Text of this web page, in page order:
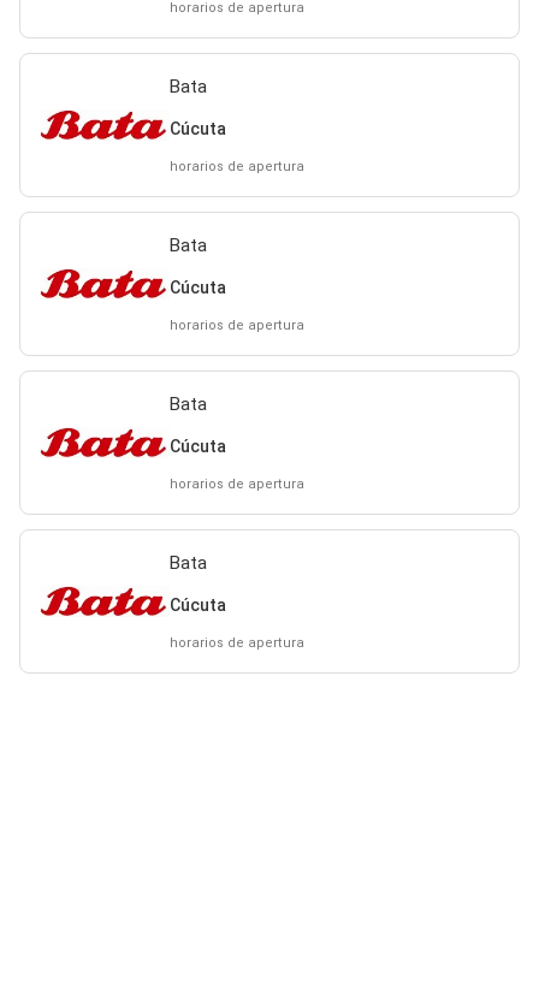
horarios de apertura
Bata
Cúcuta
horarios de apertura
Bata
Cúcuta
horarios de apertura
Bata
Cúcuta
horarios de apertura
Bata
Cúcuta
horarios de apertura